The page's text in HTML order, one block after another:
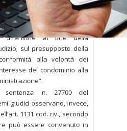
all’avvenuta sostituzione, i
anche processuale,
ben potendo egli conferire
difensore al fine della
sul presupposto della
alla volontà dei
del condominio alla
sentenza n. 27700 del
giudici osservano, invece,
1131 cod. civ., secondo
può essere convenuto in